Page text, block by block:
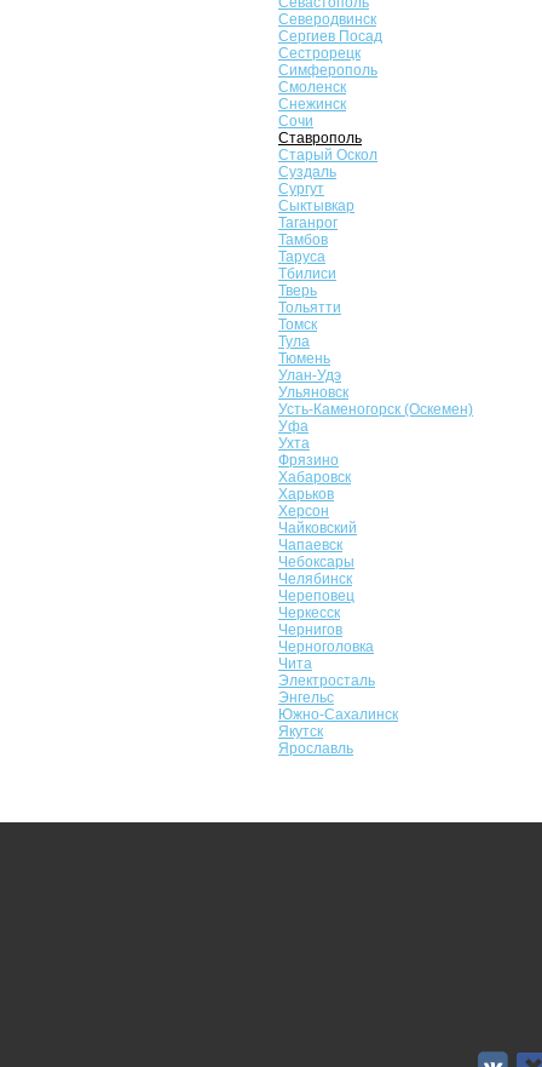
Северодвинск
Сергиев Посад
Сестрорецк
Симферополь
Смоленск
Снежинск
Сочи
Ставрополь
Старый Оскол
Суздаль
Сургут
Сыктывкар
Таганрог
Тамбов
Таруса
Тбилиси
Тверь
Тольятти
Томск
Тула
Тюмень
Улан-Удэ
Ульяновск
Усть-Каменогорск (Оскемен)
Уфа
Ухта
Фрязино
Хабаровск
Харьков
Херсон
Чайковский
Чапаевск
Чебоксары
Челябинск
Череповец
Черкесск
Чернигов
Черноголовка
Чита
Электросталь
Энгельс
Южно-Сахалинск
Якутск
Ярославль